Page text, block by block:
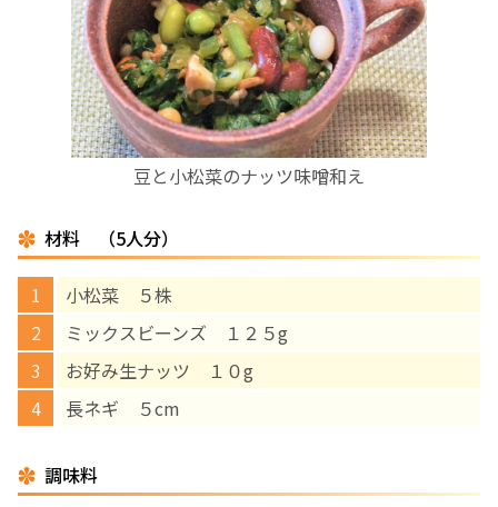
豆と小松菜のナッツ味噌和え
材料 （5人分）
小松菜 ５株
ミックスビーンズ １２５g
お好み生ナッツ １０g
長ネギ ５cm
調味料
お産について
親と子の結びつき支援
母乳育児
その他の診療内容
‘さんルーム’ でさまざまな講座・クラス
遠方にお住まいで当院での出産を希望される方へ